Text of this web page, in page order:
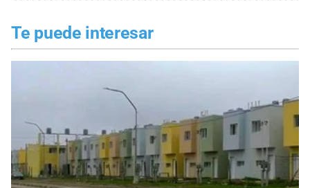
Te puede interesar